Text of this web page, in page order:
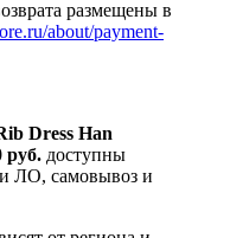
размещены в
about/payment-
Dress Han
руб. доступны
и ЛО, самовывоз и